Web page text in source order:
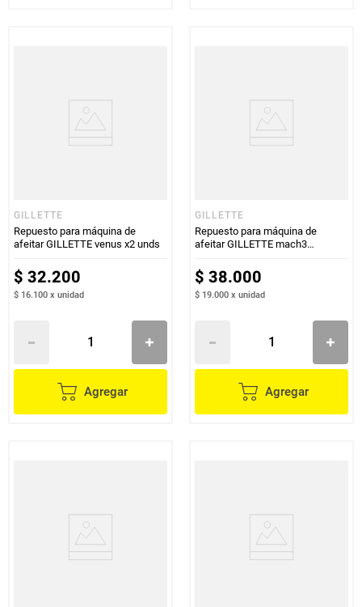
GILLETTE
Repuesto para máquina de
afeitar GILLETTE venus x2 unds
$ 32.200
$ 16.100 x unidad
Agregar
GILLETTE
Repuesto para máquina de
afeitar GILLETTE mach3
$ 38.000
$ 19.000 x unidad
Agregar